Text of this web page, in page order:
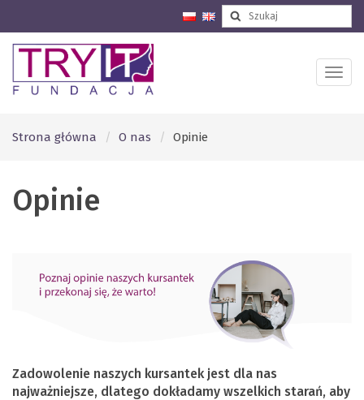
Strona główna O nas Opinie
Opinie
Zadowolenie naszych kursantek jest dla nas
najważniejsze, dlatego dokładamy wszelkich starań, aby